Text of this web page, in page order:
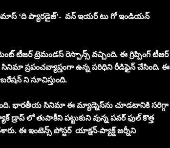
‘ది ప్యారడైజ్’- వన్ ఇయర్ టు గో ఇండియన్
టీజర్ ట్రెమండస్ రెస్పాన్స్ వచ్చింది. ఈ గ్రిప్పింగ్ టీజర్
సినిమా ప్రపంచవ్యాప్తంగా ఉన్న పరిధిని రీడిఫైన్ చేసింది. ఈ
ని సూచిస్తుంది.
భారతీయ సినిమా ఈ మ్యాడ్నెస్‌ను చూడటానికి సరిగ్గా
డ్రాప్ లో తుపాకీని పట్టుకుని వున్న పవర్ ఫుల్ కొత్త
ఈ ఇంటెన్స్ పోస్టర్ యాక్షన్-ప్యాక్డ్ జర్నీని